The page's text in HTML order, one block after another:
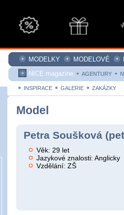
MODELKY MODELOVÉ
NICE magazine
AGENTURY
INSPIRACE GALERIE ZAKÁZKY
Model
Petra Soušková
Věk: 29 let
Jazykové znalosti: Anglicky
Vzdělání: ZŠ